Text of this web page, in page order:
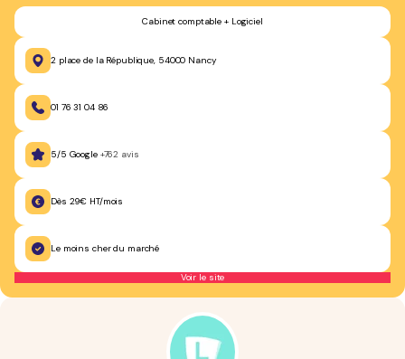
Cabinet comptable + Logiciel
2 place de la République, 54000 Nancy
01 76 31 04 86
5/5 Google +762 avis
Dès 29€ HT/mois
Le moins cher du marché
Voir le site